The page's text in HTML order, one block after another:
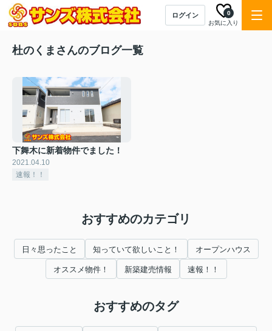
ログイン
お気に入り
0
杜のくまさんのブログ一覧
下舞木に新着物件でました！
2021.04.10
速報！！
おすすめのカテゴリ
日々思ったこと 知っていて欲しいこと！ オープンハウス
オススメ物件！ 新築建売情報 速報！！
おすすめのタグ